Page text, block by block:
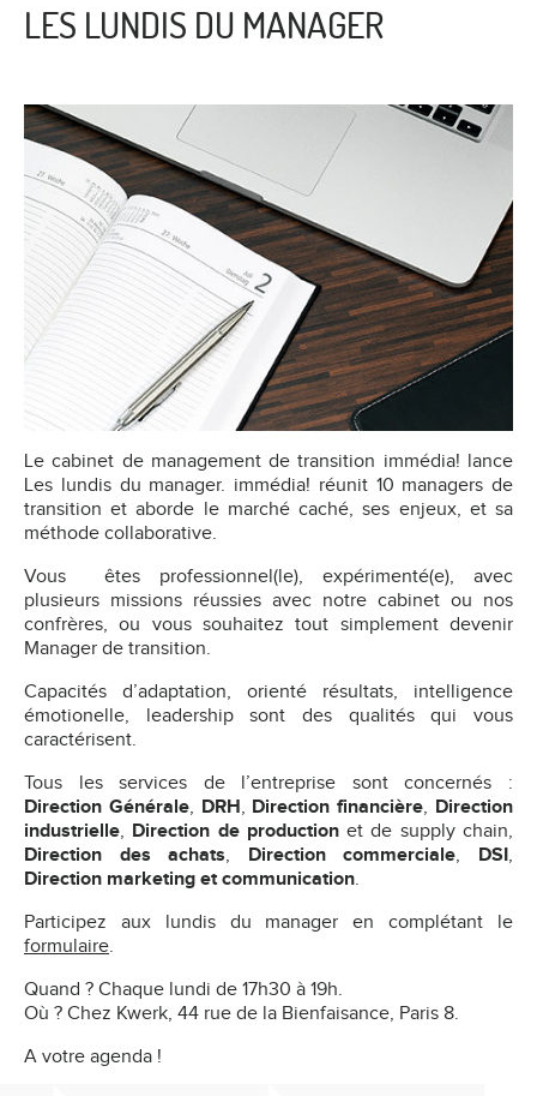
LES LUNDIS DU MANAGER
Le cabinet de management de transition immédia! lance
Les lundis du manager. immédia! réunit 10 managers de
transition et aborde le marché caché, ses enjeux, et sa
méthode collaborative.
Vous êtes professionnel(le), expérimenté(e), avec
plusieurs missions réussies avec notre cabinet ou nos
confrères, ou vous souhaitez tout simplement devenir
Manager de transition.
Capacités d’adaptation, orienté résultats, intelligence
émotionelle, leadership sont des qualités qui vous
caractérisent.
Tous les services de l’entreprise sont concernés :
Direction Générale, DRH, Direction financière, Direction
industrielle, Direction de productionet de supply chain,
Direction des achats, Direction commerciale, DSI,
Direction marketing et communication.
Participez aux lundis du manager en complétant le
formulaire.
Quand ? Chaque lundi de 17h30 à 19h.
Où ? Chez Kwerk, 44 rue de la Bienfaisance, Paris 8.
A votre agenda !